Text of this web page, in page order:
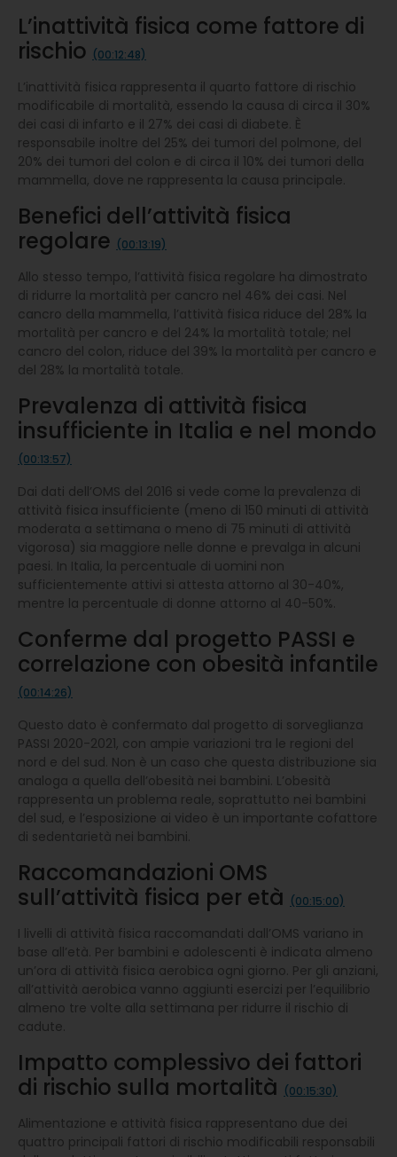
L’inattività fisica come fattore di
rischio (00:12:48)
L’inattività fisica rappresenta il quarto fattore di rischio
modificabile di mortalità, essendo la causa di circa il 30%
dei casi di infarto e il 27% dei casi di diabete. È
responsabile inoltre del 25% dei tumori del polmone, del
20% dei tumori del colon e di circa il 10% dei tumori della
mammella, dove ne rappresenta la causa principale.
Benefici dell’attività fisica
regolare (00:13:19)
Allo stesso tempo, l’attività fisica regolare ha dimostrato
di ridurre la mortalità per cancro nel 46% dei casi. Nel
cancro della mammella, l’attività fisica riduce del 28% la
mortalità per cancro e del 24% la mortalità totale; nel
cancro del colon, riduce del 39% la mortalità per cancro e
del 28% la mortalità totale.
Prevalenza di attività fisica
insufficiente in Italia e nel mondo
(00:13:57)
Dai dati dell’OMS del 2016 si vede come la prevalenza di
attività fisica insufficiente (meno di 150 minuti di attività
moderata a settimana o meno di 75 minuti di attività
vigorosa) sia maggiore nelle donne e prevalga in alcuni
paesi. In Italia, la percentuale di uomini non
sufficientemente attivi si attesta attorno al 30-40%,
mentre la percentuale di donne attorno al 40-50%.
Conferme dal progetto PASSI e
correlazione con obesità infantile
(00:14:26)
Questo dato è confermato dal progetto di sorveglianza
PASSI 2020-2021, con ampie variazioni tra le regioni del
nord e del sud. Non è un caso che questa distribuzione sia
analoga a quella dell’obesità nei bambini. L’obesità
rappresenta un problema reale, soprattutto nei bambini
del sud, e l’esposizione ai video è un importante cofattore
di sedentarietà nei bambini.
Raccomandazioni OMS
sull’attività fisica per età (00:15:00)
I livelli di attività fisica raccomandati dall’OMS variano in
base all’età. Per bambini e adolescenti è indicata almeno
un’ora di attività fisica aerobica ogni giorno. Per gli anziani,
all’attività aerobica vanno aggiunti esercizi per l’equilibrio
almeno tre volte alla settimana per ridurre il rischio di
cadute.
Impatto complessivo dei fattori
di rischio sulla mortalità (00:15:30)
Alimentazione e attività fisica rappresentano due dei
quattro principali fattori di rischio modificabili responsabili